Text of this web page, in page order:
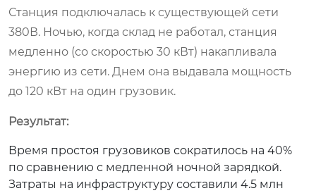
Станция подключалась к существующей сети
380В. Ночью, когда склад не работал, станция
медленно (со скоростью 30 кВт) накапливала
энергию из сети. Днем она выдавала мощность
до 120 кВт на один грузовик.
Результат:
Время простоя грузовиков сократилось на 40%
по сравнению с медленной ночной зарядкой.
Затраты на инфраструктуру составили 4.5 млн